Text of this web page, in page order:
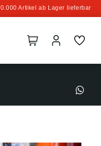
Artikel ab Lager lieferbar